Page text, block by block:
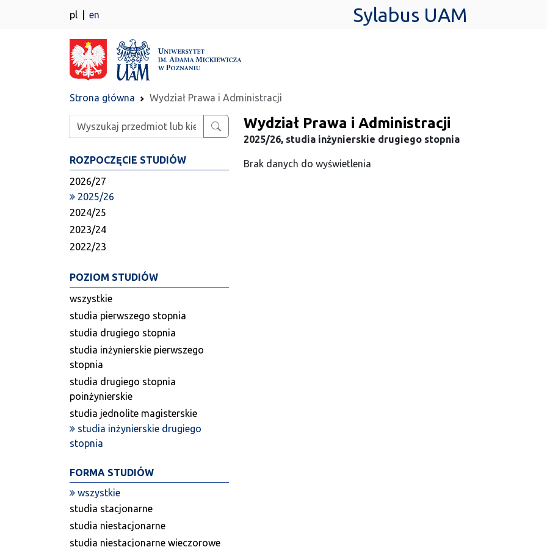
pl en Sylabus UAM
Strona główna Wydział Prawa i Administracji
Wpisz szukaną frazę
ROZPOCZĘCIE STUDIÓW
2026/27
2025/26
2024/25
2023/24
2022/23
POZIOM STUDIÓW
wszystkie
studia pierwszego stopnia
studia drugiego stopnia
studia inżynierskie pierwszego
stopnia
studia drugiego stopnia
poinżynierskie
studia jednolite magisterskie
studia inżynierskie drugiego
stopnia
FORMA STUDIÓW
wszystkie
studia stacjonarne
studia niestacjonarne
studia niestacjonarne wieczorowe
Wydział Prawa i Administracji
2025/26, studia inżynierskie drugiego stopnia
Brak danych do wyświetlenia